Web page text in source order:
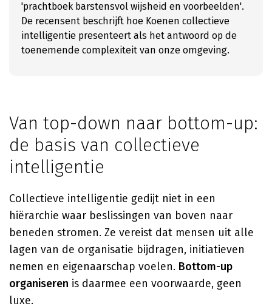
'prachtboek barstensvol wijsheid en voorbeelden'.
De recensent beschrijft hoe Koenen collectieve
intelligentie presenteert als het antwoord op de
toenemende complexiteit van onze omgeving.
Van top-down naar bottom-up:
de basis van collectieve
intelligentie
Collectieve intelligentie gedijt niet in een
hiërarchie waar beslissingen van boven naar
beneden stromen. Ze vereist dat mensen uit alle
lagen van de organisatie bijdragen, initiatieven
nemen en eigenaarschap voelen. Bottom-up
organiseren is daarmee een voorwaarde, geen
luxe.